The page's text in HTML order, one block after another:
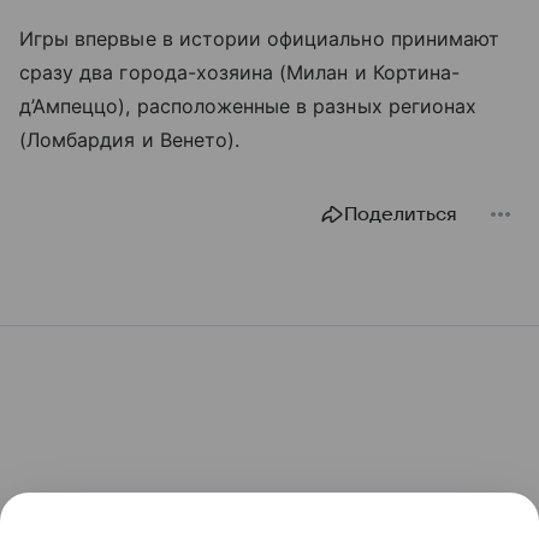
Игры впервые в истории официально принимают
сразу два города-хозяина (Милан и Кортина-
д’Ампеццо), расположенные в разных регионах
(Ломбардия и Венето).
Поделиться